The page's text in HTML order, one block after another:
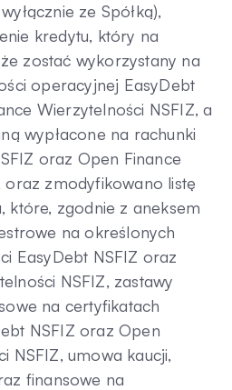
ze Spółką),
kredytu, który na
zostać wykorzystany na
operacyjnej EasyDebt
Wierzytelności NSFIZ, a
wypłacone na rachunki
oraz Open Finance
oraz zmodyfikowano listę
które, zgodnie z aneksem
na określonych
EasyDebt NSFIZ oraz
NSFIZ, zastawy
na certyfikatach
NSFIZ oraz Open
NSFIZ, umowa kaucji,
finansowe na